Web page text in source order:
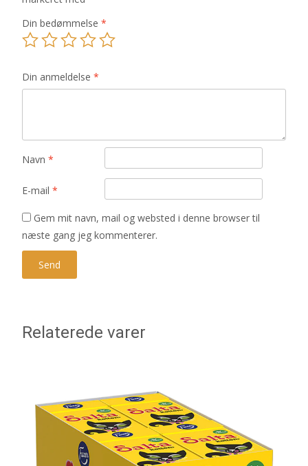
Din bedømmelse *
Din anmeldelse *
Navn *
E-mail *
Gem mit navn, mail og websted i denne browser til
næste gang jeg kommenterer.
Relaterede varer